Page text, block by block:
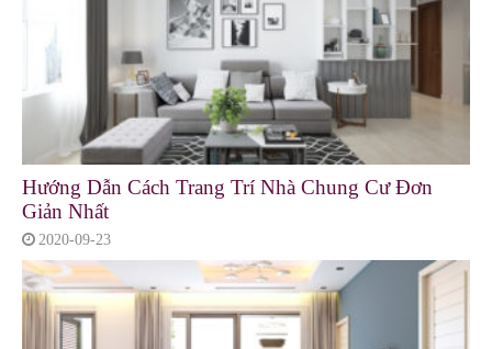
Hướng Dẫn Cách Trang Trí Nhà Chung Cư Đơn
Giản Nhất
2020-09-23